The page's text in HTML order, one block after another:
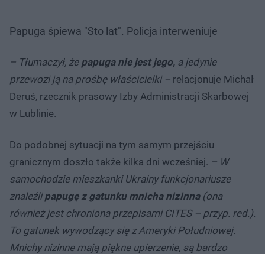
Papuga śpiewa "Sto lat". Policja interweniuje
– Tłumaczył, żepapuga nie jest jego, a jedynie
przewozi ją na prośbę właścicielki – relacjonuje Michał
Deruś, rzecznik prasowy Izby Administracji Skarbowej
w Lublinie.
Do podobnej sytuacji na tym samym przejściu
granicznym doszło także kilka dni wcześniej. – W
samochodzie mieszkanki Ukrainy funkcjonariusze
znaleźlipapugę z gatunku mnicha nizinna(ona
również jest chroniona przepisami CITES – przyp. red.).
To gatunek wywodzący się z Ameryki Południowej.
Mnichy nizinne mają piękne upierzenie, są bardzo